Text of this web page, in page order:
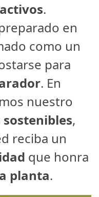
.
en
como un
para
. En
nuestro
,
reciba un
que honra
planta.